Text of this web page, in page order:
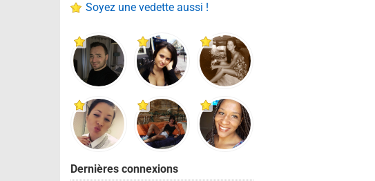
Soyez une vedette aussi !
Dernières connexions